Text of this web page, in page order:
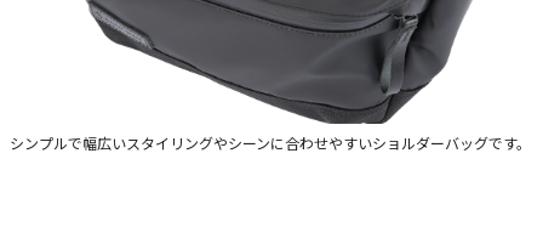
シンプルで幅広いスタイリングやシーンに合わせやすいショルダーバッグです。